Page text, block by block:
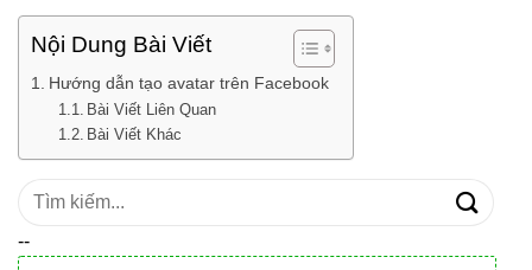
Nội Dung Bài Viết
Hướng dẫn tạo avatar trên Facebook
Bài Viết Liên Quan
Bài Viết Khác
Tìm
--